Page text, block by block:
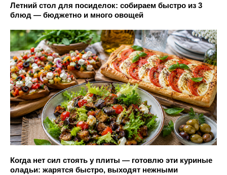
Летний стол для посиделок: собираем быстро из 3
блюд — бюджетно и много овощей
Когда нет сил стоять у плиты — готовлю эти куриные
оладьи: жарятся быстро, выходят нежными